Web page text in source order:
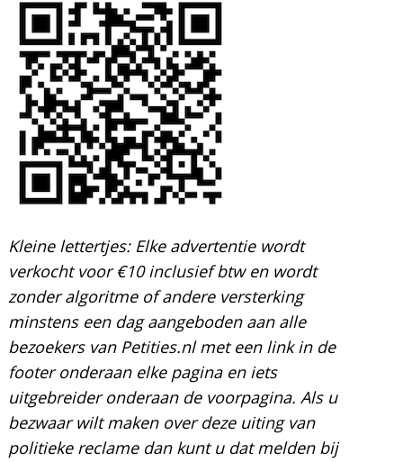
Kleine lettertjes: Elke advertentie wordt
verkocht voor €10 inclusief btw en wordt
zonder algoritme of andere versterking
minstens een dag aangeboden aan alle
bezoekers van Petities.nl met een link in de
footer onderaan elke pagina en iets
uitgebreider onderaan de voorpagina. Als u
bezwaar wilt maken over deze uiting van
politieke reclame dan kunt u dat melden bij